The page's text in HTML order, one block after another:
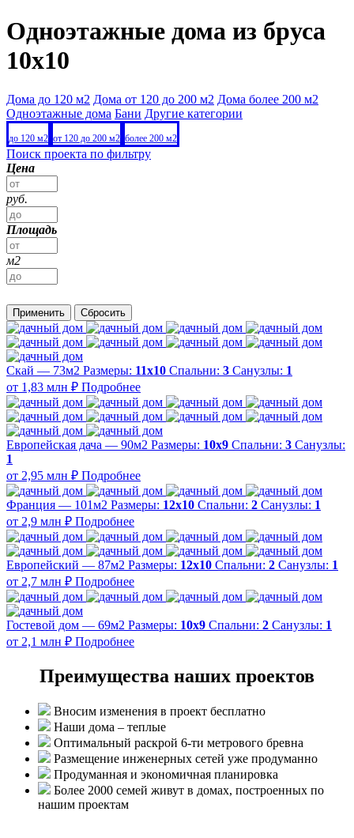
Одноэтажные дома из бруса
10x10
Дома до 120 м2 Дома от 120 до 200 м2 Дома более 200 м2
Одноэтажные дома Бани Другие категории
до 120 м2 от 120 до 200 м2 более 200 м2
Поиск проекта по фильтру
Цена
руб.
Площадь
м2
Применить Сбросить
Скай — 73м2 Размеры: 11х10 Спальни: 3 Санузлы: 1
от 1,83 млн ₽ Подробнее
Европейская дача — 90м2 Размеры: 10х9 Спальни: 3 Санузлы:
1
от 2,95 млн ₽ Подробнее
Франция — 101м2 Размеры: 12х10 Спальни: 2 Санузлы: 1
от 2,9 млн ₽ Подробнее
Европейский — 87м2 Размеры: 12х10 Спальни: 2 Санузлы: 1
от 2,7 млн ₽ Подробнее
Гостевой дом — 69м2 Размеры: 10х9 Спальни: 2 Санузлы: 1
от 2,1 млн ₽ Подробнее
Преимущества наших проектов
Вносим изменения в проект бесплатно
Наши дома – теплые
Оптимальный раскрой 6-ти метрового бревна
Размещение инженерных сетей уже продуманно
Продуманная и экономичная планировка
Более 2000 семей живут в домах, построенных по
нашим проектам